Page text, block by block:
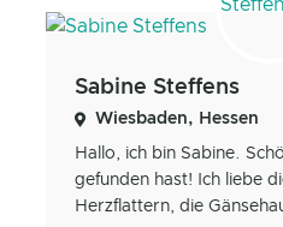
Sabine Steffens
Wiesbaden, Hessen
Hallo, ich bin Sabine.
gefunden hast! Ich liebe
Herzflattern, die